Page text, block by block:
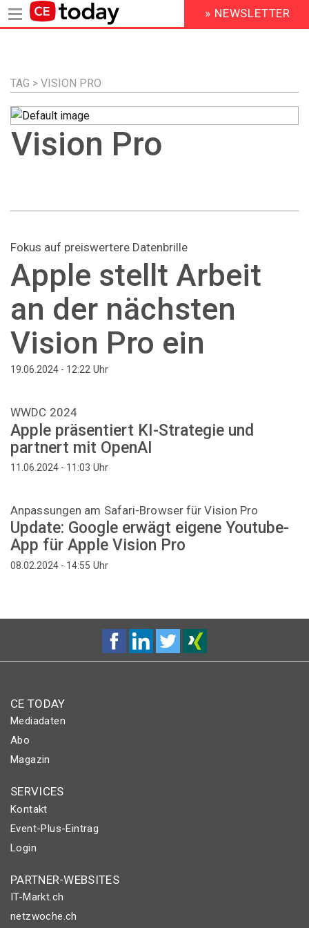
Inhalt
HEADER
MENU
» NEWSLETTER
TAG > VISION PRO
Vision Pro
Fokus auf preiswertere Datenbrille
Apple stellt Arbeit
an der nächsten
Vision Pro ein
19.06.2024 - 12:22 Uhr
WWDC 2024
Apple präsentiert KI-Strategie und
partnert mit OpenAI
11.06.2024 - 11:03 Uhr
Anpassungen am Safari-Browser für Vision Pro
Update: Google erwägt eigene Youtube-
App für Apple Vision Pro
08.02.2024 - 14:55 Uhr
CE TODAY
Mediadaten
Abo
Magazin
SERVICES
Kontakt
Event-Plus-Eintrag
Login
PARTNER-WEBSITES
IT-Markt.ch
netzwoche.ch